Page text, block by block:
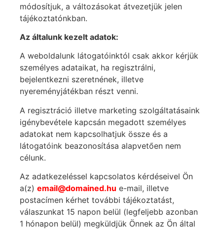
módosítjuk, a változásokat átvezetjük jelen
tájékoztatónkban.
Az általunk kezelt adatok:
A weboldalunk látogatóinktól csak akkor kérjük
személyes adataikat, ha regisztrálni,
bejelentkezni szeretnének, illetve
nyereményjátékban részt venni.
A regisztráció illetve marketing szolgáltatásaink
igénybevétele kapcsán megadott személyes
adatokat nem kapcsolhatjuk össze és a
látogatóink beazonosítása alapvetően nem
célunk.
Az adatkezeléssel kapcsolatos kérdéseivel Ön
a(z) email@domained.hu e-mail, illetve
postacímen kérhet további tájékoztatást,
válaszunkat 15 napon belül (legfeljebb azonban
1 hónapon belül) megküldjük Önnek az Ön által